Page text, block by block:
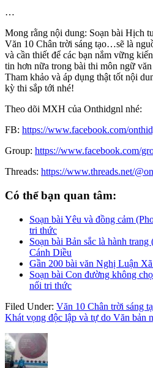
…
Mong rằng nội dung: Soạn bài Hịch
Văn 10 Chân trời sáng tạo…sẽ là
và cần thiết để các bạn nắm vững
tin hơn nữa trong bài thi môn ngữ
Tham khảo và áp dụng thật tốt nội
kỳ thi sắp tới nhé!
Theo dõi MXH của Onthidgnl nhé:
FB: https://www.facebook.com/
Group: https://www.facebook.com/
Threads: https://www.threads.net/
Có thể bạn quan tâm:
Soạn bài Yêu và đồng cảm
tri thức
Soạn bài Bản sắc là hành
Cánh Diều
Gần 200 bài văn Nghị Luận
Soạn bài Con đường không
nối tri thức
Filed Under: Văn 10 Chân trời sáng
Khát vọng độc lập và tự do Văn bản